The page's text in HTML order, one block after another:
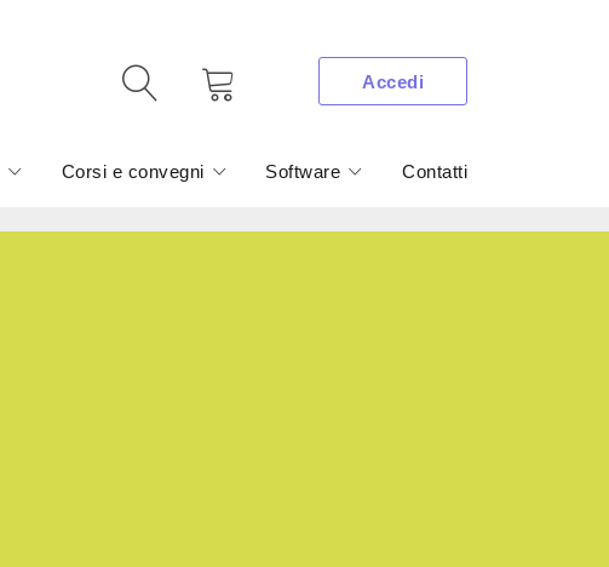
Accedi
Corsi e convegni Software Contatti